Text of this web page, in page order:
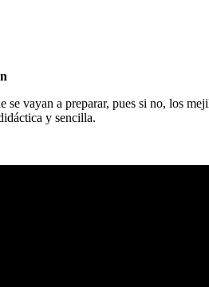
vayan a preparar, pues si no, los
y sencilla.